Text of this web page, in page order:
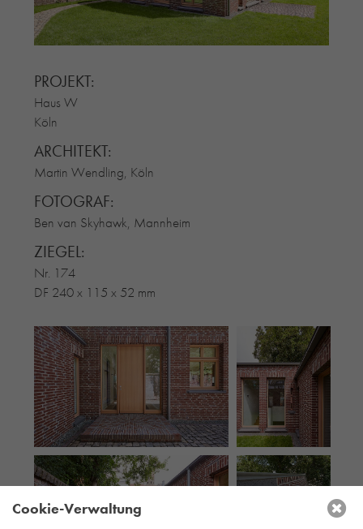
RE-USE-MÖRTEL
FASSADENPLANUNG (SCHWEIZ)
ÜBER UNS
BLOG
PROJEKT:
Haus W
Köln
ARCHITEKT:
Martin Wendling, Köln
FOTOGRAF:
Ben van Skyhawk, Mannheim
ZIEGEL:
Nr. 174
DF 240 x 115 x 52 mm
Cookie-Verwaltung